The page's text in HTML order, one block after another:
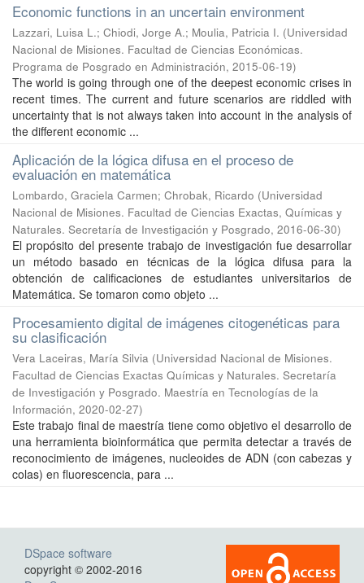
Economic functions in an uncertain environment
Lazzari, Luisa L.; Chiodi, Jorge A.; Moulia, Patricia I. (Universidad
Nacional de Misiones. Facultad de Ciencias Económicas.
Programa de Posgrado en Administración, 2015-06-19)
The world is going through one of the deepest economic crises in
recent times. The current and future scenarios are riddled with
uncertainty that is not always taken into account in the analysis of
the different economic ...
Aplicación de la lógica difusa en el proceso de
evaluación en matemática
Lombardo, Graciela Carmen; Chrobak, Ricardo (Universidad
Nacional de Misiones. Facultad de Ciencias Exactas, Químicas y
Naturales. Secretaría de Investigación y Posgrado, 2016-06-30)
El propósito del presente trabajo de investigación fue desarrollar
un método basado en técnicas de la lógica difusa para la
obtención de calificaciones de estudiantes universitarios de
Matemática. Se tomaron como objeto ...
Procesamiento digital de imágenes citogenéticas para
su clasificación
Vera Laceiras, María Silvia (Universidad Nacional de Misiones.
Facultad de Ciencias Exactas Químicas y Naturales. Secretaría
de Investigación y Posgrado. Maestría en Tecnologías de la
Información, 2020-02-27)
Este trabajo final de maestría tiene como objetivo el desarrollo de
una herramienta bioinformática que permita detectar a través de
reconocimiento de imágenes, nucleoides de ADN (con cabezas y
colas) en fluorescencia, para ...
DSpace software
copyright © 2002-2016